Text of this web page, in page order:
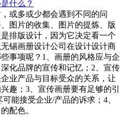
或多或少都会遇到不同的问
图片的收集、图片的提炼、版
排版设计，因为它决定看一个
锡画册设计公司在设计设计商
事项呢？1、画册的风格应与企
化品牌的宣传和记忆；2、宣传
业产品与目标受众的关系，让
趣；3、宣传画册要有足够的引
能接受企业/产品的诉求；4、
配色。